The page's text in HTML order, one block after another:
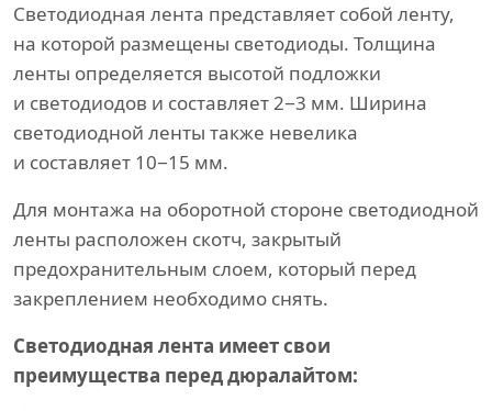
Светодиодная лента представляет собой ленту,
на которой размещены светодиоды. Толщина
ленты определяется высотой подложки
и светодиодов и составляет 2−3 мм. Ширина
светодиодной ленты также невелика
и составляет 10−15 мм.
Для монтажа на оборотной стороне светодиодной
ленты расположен скотч, закрытый
предохранительным слоем, который перед
закреплением необходимо снять.
Светодиодная лента имеет свои
преимущества перед дюралайтом: